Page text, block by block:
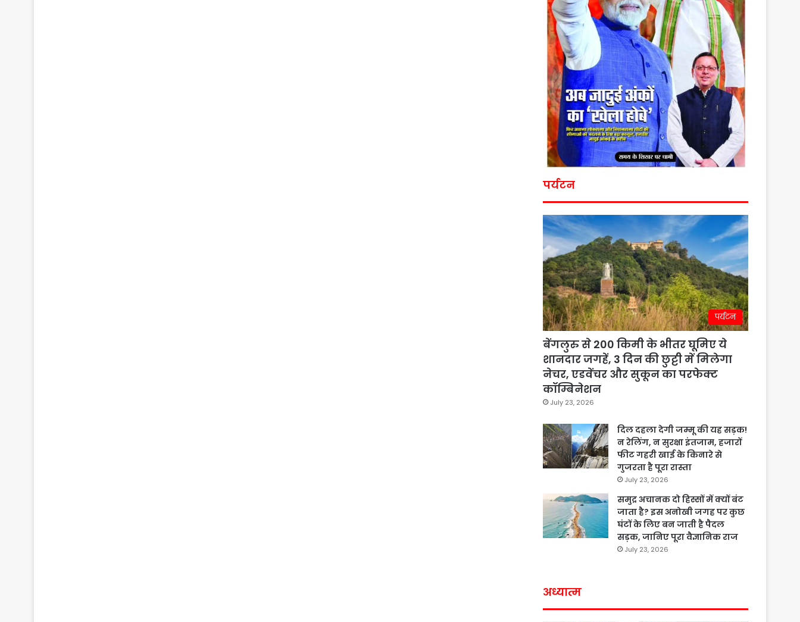
पर्यटन
पर्यटन
बेंगलुरु से 200 किमी के भीतर घूमिए ये
शानदार जगहें, 3 दिन की छुट्टी में मिलेगा
नेचर, एडवेंचर और सुकून का परफेक्ट
कॉम्बिनेशन
July 23, 2026
दिल दहला देगी जम्मू की यह सड़क!
न रेलिंग, न सुरक्षा इंतजाम, हजारों
फीट गहरी खाई के किनारे से
गुजरता है पूरा रास्ता
July 23, 2026
समुद्र अचानक दो हिस्सों में क्यों बंट
जाता है? इस अनोखी जगह पर कुछ
घंटों के लिए बन जाती है पैदल
सड़क, जानिए पूरा वैज्ञानिक राज
July 23, 2026
अध्यात्म